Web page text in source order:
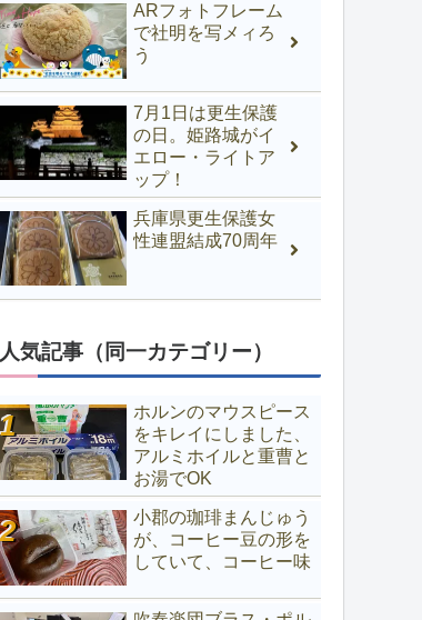
ARフォトフレーム
で社明を写メィろ
う
7月1日は更生保護
の日。姫路城がイ
エロー・ライトア
ップ！
兵庫県更生保護女
性連盟結成70周年
人気記事（同一カテゴリー）
ホルンのマウスピース
をキレイにしました、
アルミホイルと重曹と
お湯でOK
小郡の珈琲まんじゅう
が、コーヒー豆の形を
していて、コーヒー味